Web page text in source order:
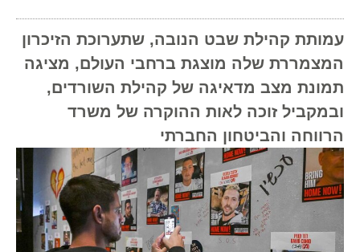
עמותת קהילת שבט הנובה, שתערוכת הזיכרון
המצמררת שלה מוצגת ברחבי העולם, מציגה
תמונת מצב מדאיגה של קהילת השורדים,
ובמקביל זוכה לאות ההוקרה של משרד
הרווחה והביטחון החברתי